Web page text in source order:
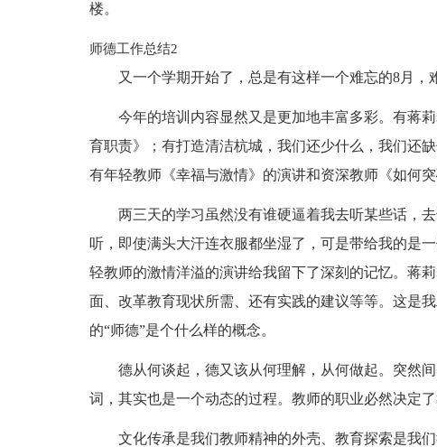
楼。
师德工作总结2
又一个学期开始了，总是有这样一个难忘的8月，
今年的培训内容显然又是更加地丰富多彩。有蒋
育职责》；有打造清洁杭城，我们还少什么，我们还
有年轻教师《幸福与激情》的演讲和资深教师《如何
两三天的学习虽然没有谁硬逼着我去听某些话，
听，即使满头大汗连衣服都坐湿了，可是带给我的是
轻教师的激情洋溢的演讲给我留下了深刻的记忆。蒋
面、改革教育现状所需、还有实践的建议等等。这是
的“师德”是个什么样的概念。
德从何谈起，德又该从何理解，从何做起。突然
词，其实也是一个动态的过程。教师的职业必然决定
文化传承是我们教师精神的外壳、教育探索是我